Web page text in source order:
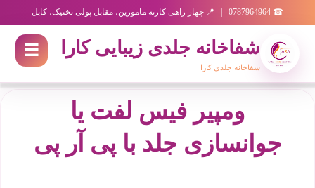
☎ 0787964964 | 📍 چهار راهی کارته مامورین، مقابل پولی تخنیک، کابل
شفاخانه جلدی زیبایی کارا
شفاخانه جلدی کارا
☰
رد شدن به محتوای اصلی
ومپیر فیس لفت یا
جوانسازی جلد با پی آر پی